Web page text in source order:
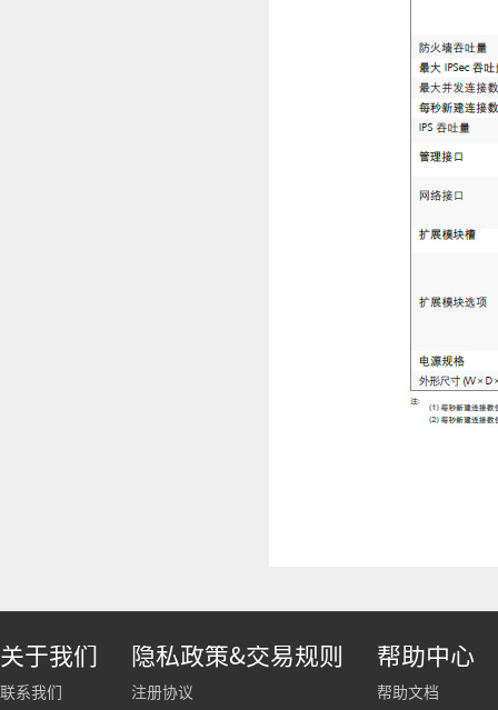
关于我们
联系我们
隐私政策&交易规则
注册协议
帮助中心
帮助文档